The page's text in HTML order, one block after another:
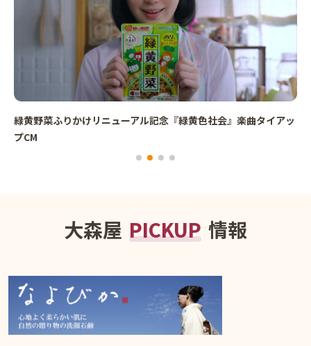
緑黄野菜ふりかけリニューアル記念『緑黄色社会』楽曲タイアッ
プCM
大森屋 PICKUP 情報